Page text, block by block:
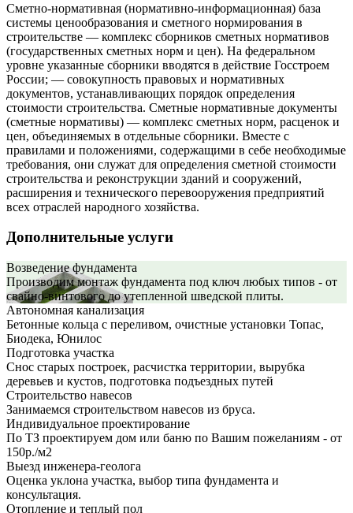
Сметно-нормативная (нормативно-информационная) база
системы ценообразования и сметного нормирования в
строительстве — комплекс сборников сметных нормативов
(государственных сметных норм и цен). На федеральном
уровне указанные сборники вводятся в действие Госстроем
России; — совокупность правовых и нормативных
документов, устанавливающих порядок определения
стоимости строительства. Сметные нормативные документы
(сметные нормативы) — комплекс сметных норм, расценок и
цен, объединяемых в отдельные сборники. Вместе с
правилами и положениями, содержащими в себе необходимые
требования, они служат для определения сметной стоимости
строительства и реконструкции зданий и сооружений,
расширения и технического перевооружения предприятий
всех отраслей народного хозяйства.
Дополнительные услуги
Возведение фундамента
Производим монтаж фундамента под ключ любых типов - от
свайно-винтового до утепленной шведской плиты.
Автономная канализация
Бетонные кольца с переливом, очистные установки Топас,
Биодека, Юнилос
Подготовка участка
Снос старых построек, расчистка территории, вырубка
деревьев и кустов, подготовка подъездных путей
Строительство навесов
Занимаемся строительством навесов из бруса.
Индивидуальное проектирование
По ТЗ проектируем дом или баню по Вашим пожеланиям - от
150р./м2
Выезд инженера-геолога
Оценка уклона участка, выбор типа фундамента и
консультация.
Отопление и теплый пол